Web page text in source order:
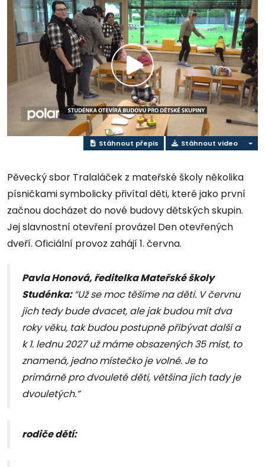
Play
Video
Stáhnout přepis Stáhnout video
Pěvecký sbor Tralaláček z mateřské školy několika
písničkami symbolicky přivítal děti, které jako první
začnou docházet do nové budovy dětských skupin.
Jej slavnostní otevření provázel Den otevřených
dveří. Oficiální provoz zahájí 1. června.
Pavla Honová, ředitelka Mateřské školy
Studénka:“Už se moc těšíme na děti. V červnu
jich tedy bude dvacet, ale jak budou mít dva
roky věku, tak budou postupně přibývat další a
k 1. lednu 2027 už máme obsazených 35 míst, to
znamená, jedno místečko je volné. Je to
primárně pro dvouleté děti, většina jich tady je
dvouletých.”
rodiče dětí: